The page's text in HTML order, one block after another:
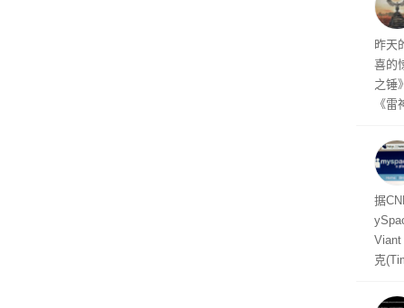
着——
线
昨天
喜的
之锤
《
ox
出震
据
Viant
克
合